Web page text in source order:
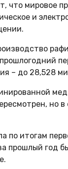
что мировое
и
– до 28,528
но
по итогам
прошлый год